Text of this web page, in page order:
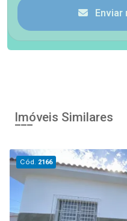
Enviar
Imóveis Similares
Cód. 2166